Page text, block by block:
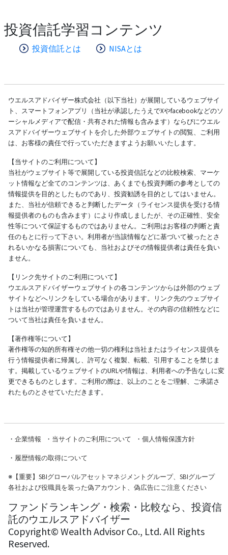
投資信託学習コンテンツ
投資信託とは NISAとは
ウエルスアドバイザー株式会社（以下当社）が展開しているウェブサイ
ト、スマートフォンアプリ（当社が承認したうえでXやfacebookなどのソ
ーシャルメディアで配信・共有された情報も含みます）ならびにウエル
スアドバイザーウェブサイトを介した外部ウェブサイトの閲覧、ご利用
は、お客様の責任で行っていただきますようお願いいたします。
【当サイトのご利用について】
当社がウェブサイト等で展開している投資信託などの比較検索、マーケ
ット情報など全てのコンテンツは、あくまでも投資判断の参考としての
情報提供を目的としたものであり、投資勧誘を目的としてはいません。
また、当社が信頼できると判断したデータ（ライセンス提供を受ける情
報提供者のものも含みます）により作成しましたが、その正確性、安全
性等について保証するものではありません。ご利用はお客様の判断と責
任のもとに行って下さい。利用者が当該情報などに基づいて被ったとさ
れるいかなる損害についても、当社およびその情報提供者は責任を負い
ません。
【リンク先サイトのご利用について】
ウエルスアドバイザーウェブサイトの各コンテンツからは外部のウェブ
サイトなどへリンクをしている場合があります。リンク先のウェブサイ
トは当社が管理運営するものではありません。その内容の信頼性などに
ついて当社は責任を負いません。
【著作権等について】
著作権等の知的所有権その他一切の権利は当社またはライセンス提供を
行う情報提供者に帰属し、許可なく複製、転載、引用することを禁じま
す。掲載しているウェブサイトのURLや情報は、利用者への予告なしに変
更できるものとします。ご利用の際は、以上のことをご理解、ご承諾さ
れたものとさせていただきます。
・ 企業情報 ・ 当サイトのご利用について ・ 個人情報保護方針
・ 履歴情報の取得について
※【重要】SBIグローバルアセットマネジメントグループ、SBIグループ
各社および役職員を装った偽アカウント、偽広告にご注意ください
ファンドランキング・検索・比較なら、投資信
託のウエルスアドバイザー
Copyright© Wealth Advisor Co., Ltd. All Rights
Reserved.